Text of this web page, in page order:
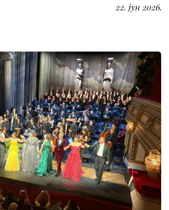
22. јун 2026.